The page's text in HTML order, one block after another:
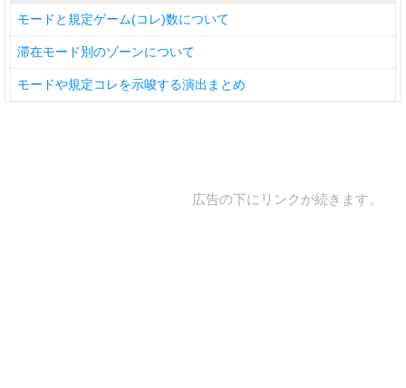
モードと規定ゲーム(コレ)数について
滞在モード別のゾーンについて
モードや規定コレを示唆する演出まとめ
広告の下にリンクが続きます。